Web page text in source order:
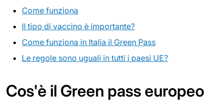
Come funziona
Il tipo di vaccino è importante?
Come funziona in Italia il Green Pass
Le regole sono uguali in tutti i paesi UE?
Cos'è il Green pass europeo